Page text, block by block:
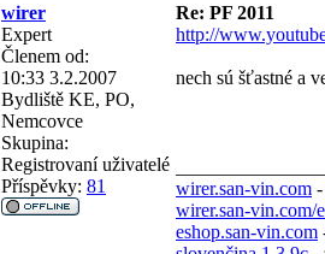
wirer
Re: PF 2011
Expert
Členem od:
10:33 3.2.2007
Bydliště KE, PO,
Nemcovce
Skupina:
Registrovaní uživatelé
Příspěvky: 81
http://
nech sú šťastné a
wirer.san-vin.com
wirer.san-vin.com/
eshop.san-vin.com